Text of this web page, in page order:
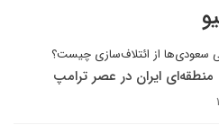
سعودی‌ها از ائتلاف‌سازی چیست؟
منطقه‌ای ایران در عصر ترامپ